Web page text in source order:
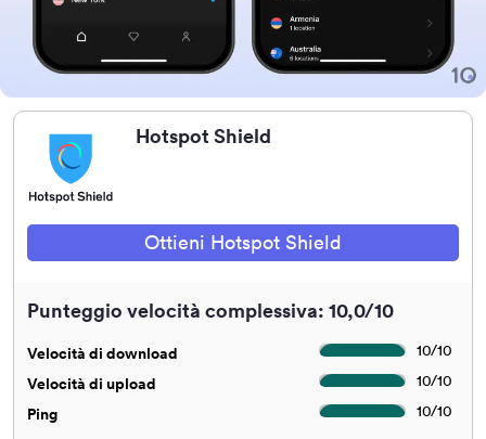
Hotspot Shield
Ottieni Hotspot Shield
Punteggio velocità complessiva: 10,0/10
Velocità di download 10/10
Velocità di upload
10/10
Ping
10/10